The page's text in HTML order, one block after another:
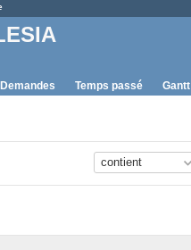
Demandes Temps passé Gantt